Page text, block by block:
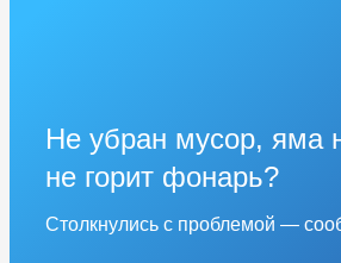
Не убран мусор, яма
не горит фонарь?
Столкнулись с проблемой —